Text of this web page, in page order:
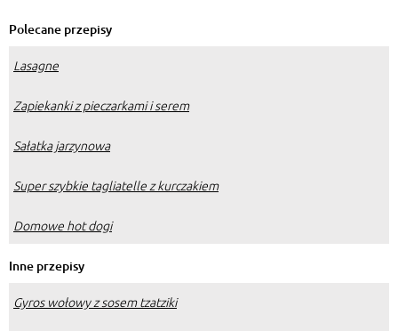
Polecane przepisy
Lasagne
Zapiekanki z pieczarkami i serem
Sałatka jarzynowa
Super szybkie tagliatelle z kurczakiem
Domowe hot dogi
Inne przepisy
Gyros wołowy z sosem tzatziki